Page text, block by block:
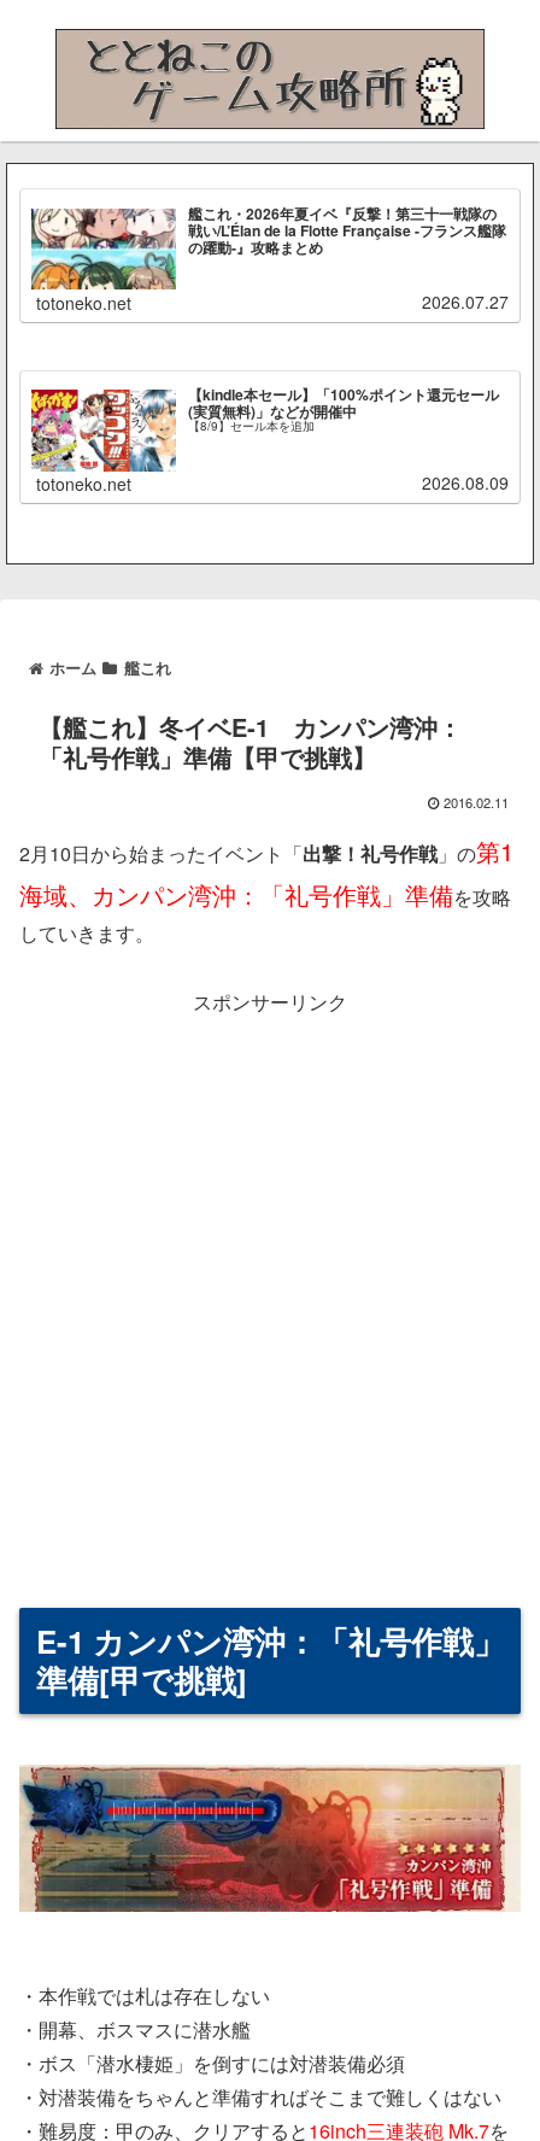
艦これ・2026年夏イベ『反撃！第三十一戦隊の
戦い/L’Élan de la Flotte Française -フランス艦隊
の躍動-』攻略まとめ
totoneko.net 2026.07.27
【kindle本セール】「100%ポイント還元セール
(実質無料)」などが開催中
【8/9】セール本を追加
totoneko.net 2026.08.09
ホーム 艦これ
【艦これ】冬イベE-1 カンパン湾沖：
「礼号作戦」準備【甲で挑戦】
2016.02.11
2月10日から始まったイベント「出撃！礼号作戦」の第1
海域、カンパン湾沖：「礼号作戦」準備を攻略
していきます。
スポンサーリンク
E-1 カンパン湾沖：「礼号作戦」
準備[甲で挑戦]
・本作戦では札は存在しない
・開幕、ボスマスに潜水艦
・ボス「潜水棲姫」を倒すには対潜装備必須
・対潜装備をちゃんと準備すればそこまで難しくはない
・難易度：甲のみ、クリアすると16inch三連装砲 Mk.7を